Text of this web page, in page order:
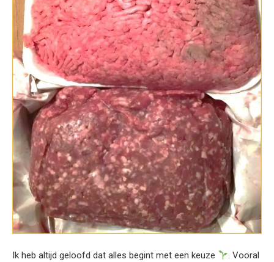
Ik heb altijd geloofd dat alles begint met een keuze
. Vooral